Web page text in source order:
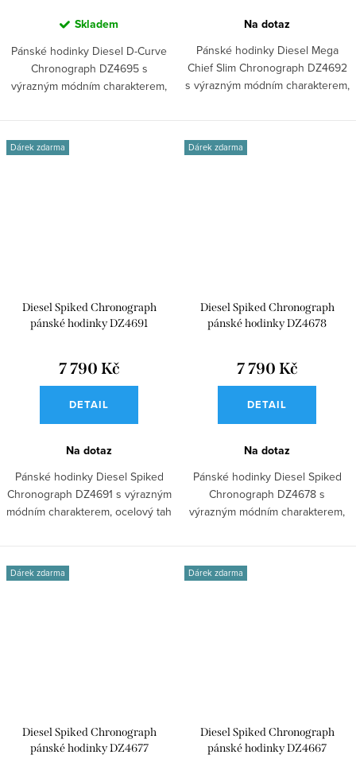
Skladem
Pánské hodinky Diesel D-Curve
Chronograph DZ4695 s
výrazným módním charakterem,
Na dotaz
Pánské hodinky Diesel Mega
Chief Slim Chronograph DZ4692
s výrazným módním charakterem,
Dárek zdarma
Diesel Spiked Chronograph
pánské hodinky DZ4691
7 790 Kč
DETAIL
Na dotaz
Pánské hodinky Diesel Spiked
Chronograph DZ4691 s výrazným
módním charakterem, ocelový tah
Dárek zdarma
Diesel Spiked Chronograph
pánské hodinky DZ4678
7 790 Kč
DETAIL
Na dotaz
Pánské hodinky Diesel Spiked
Chronograph DZ4678 s
výrazným módním charakterem,
Dárek zdarma
Diesel Spiked Chronograph
pánské hodinky DZ4677
Dárek zdarma
Diesel Spiked Chronograph
pánské hodinky DZ4667